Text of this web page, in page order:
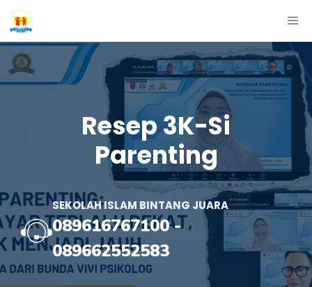
Skip
to
content
Resep 3K-Si
Parenting
SEKOLAH ISLAM BINTANG JUARA
089616767100-
089662552583